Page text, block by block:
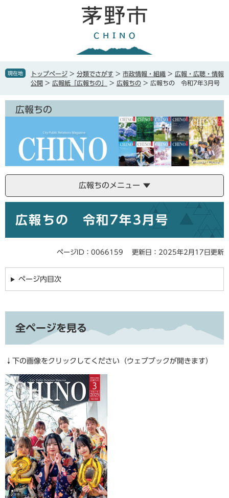
で
ば
本
現在地 トップページ > 分類でさがす > 市政情報・組織 > 広報・広聴・情報
公開 > 広報紙「広報ちの」 > 広報ちの > 広報ちの 令和7年3月号
広報ちの
広報ちのメニュー
広報ちの 令和7年3月号
ページID：0066159 更新日：2025年2月17日更新
ページ内目次
全ページを見る
↓下の画像をクリックしてください（ウェブブックが開きます）